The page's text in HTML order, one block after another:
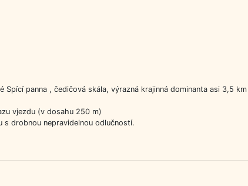
Spící panna , čedičová skála, výrazná krajinná dominanta asi 3,5
vjezdu (v dosahu 250 m)
s drobnou nepravidelnou odlučností.